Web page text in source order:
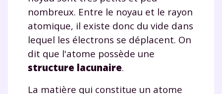
nombreux. Entre le noyau et le rayon
atomique, il existe donc du vide dans
lequel les électrons se déplacent. On
dit que l'atome possède une
structure lacunaire.
La matière qui constitue un atome